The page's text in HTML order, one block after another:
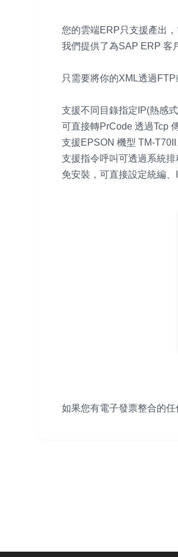
您的雲端ERP只支援產出
我們提供了為SAP ERP 客
只需要將你的XML透過
支援不同目錄指定IP(熱感
可直接轉PrCode 透過Tcp
支援EPSON 機型 TM-T70II
支援指令呼叫可透過系統排
免安裝，可直接設定統編、
如果您有電子發票整合的